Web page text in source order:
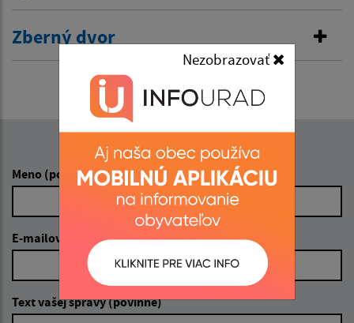
Zberný dvor
Napíšte nám:
Meno (povinné)
E-mailová adresa (povinné)
Text vašej správy (povinné)
Nezobrazovať